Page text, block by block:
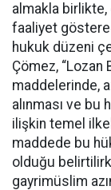
almakla birlikte,
faaliyet
hukuk düzeni
Çömez, “Lozan
maddelerinde,
alınması ve bu
ilişkin temel
maddede bu
olduğu
gayrimüslim